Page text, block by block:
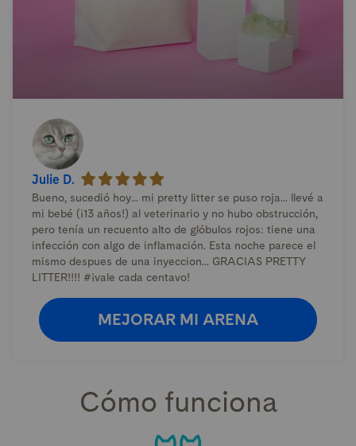
Julie D.
Bueno, sucedió hoy... mi pretty litter se puso roja... llevé a
mi bebé (¡13 años!) al veterinario y no hubo obstrucción,
pero tenía un recuento alto de glóbulos rojos: tiene una
infección con algo de inflamación. Esta noche parece el
mismo despues de una inyeccion... GRACIAS PRETTY
LITTER!!!! #¡vale cada centavo!
MEJORAR MI ARENA
Cómo funciona